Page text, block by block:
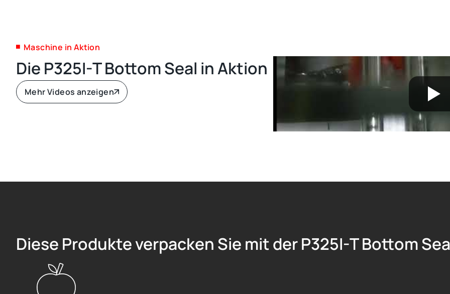
Maschine in Aktion
Die P325I-T Bottom Seal in Aktion
Mehr Videos anzeigen
Diese Produkte verpacken Sie mit der P325I-T Bottom